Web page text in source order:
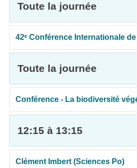
Toute la journée
42ᵉ Conférence Internationale de
Toute la journée
Conférence - La biodiversité
12:15 à 13:15
Clément Imbert (Sciences Po)